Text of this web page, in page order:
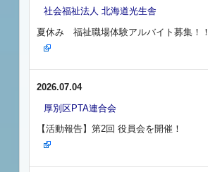
社会福祉法人 北海道光生舎
夏休み 福祉職場体験アルバイト募集！！
2026.07.04
厚別区PTA連合会
【活動報告】第2回 役員会を開催！